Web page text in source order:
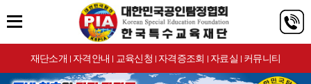
재단소개 | 자격안내 | 교육신청 | 자격증조회 | 자료실 | 커뮤니티